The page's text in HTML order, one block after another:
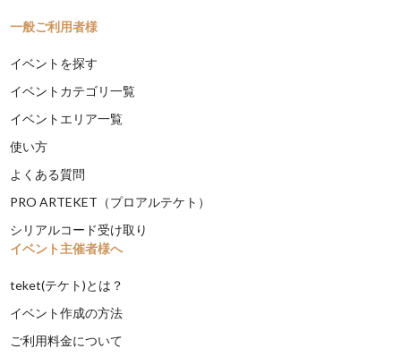
一般ご利用者様
イベントを探す
イベントカテゴリ一覧
イベントエリア一覧
使い方
よくある質問
PRO ARTEKET（プロアルテケト）
シリアルコード受け取り
イベント主催者様へ
teket(テケト)とは？
イベント作成の方法
ご利用料金について